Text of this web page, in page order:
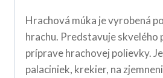
Hrachová múka je vyrobená
hrachu. Predstavuje skvelého
príprave hrachovej polievky.
palaciniek, krekier, na